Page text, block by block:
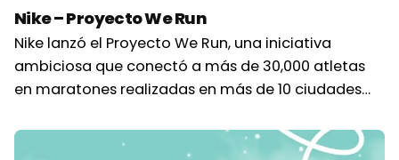
Nike – Proyecto We Run
Nike lanzó el Proyecto We Run, una iniciativa
ambiciosa que conectó a más de 30,000 atletas
en maratones realizadas en más de 10 ciudades…